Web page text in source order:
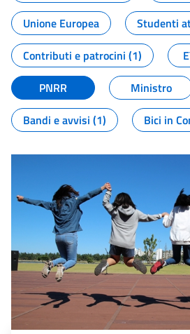
Unione Europea
Studenti
Contributi e patrocini (1)
PNRR
Ministro
Bandi e avvisi (1)
Bici in